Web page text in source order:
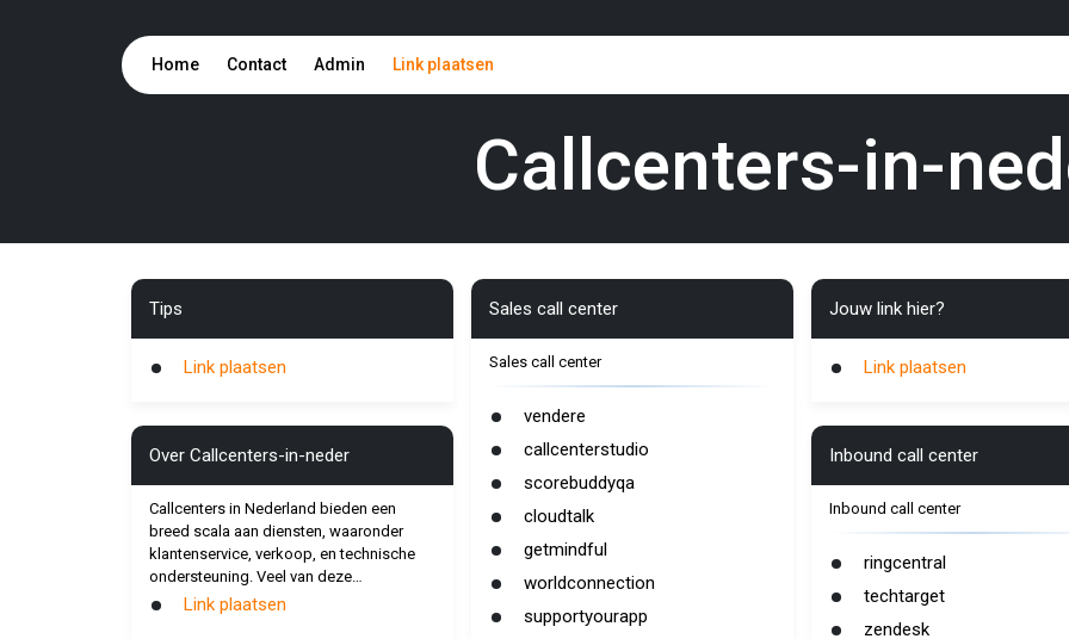
Home Contact Admin Link plaatsen
Callcenters-in-
Tips
Link plaatsen
Over Callcenters-in-neder
Callcenters in Nederland bieden een
breed scala aan diensten, waaronder
klantenservice, verkoop, en technische
ondersteuning. Veel van deze…
Link plaatsen
Sales call center
Sales call center
vendere
callcenterstudio
scorebuddyqa
cloudtalk
getmindful
worldconnection
supportyourapp
Jouw link hier?
Link plaatsen
Inbound call center
Inbound call center
ringcentral
techtarget
zendesk